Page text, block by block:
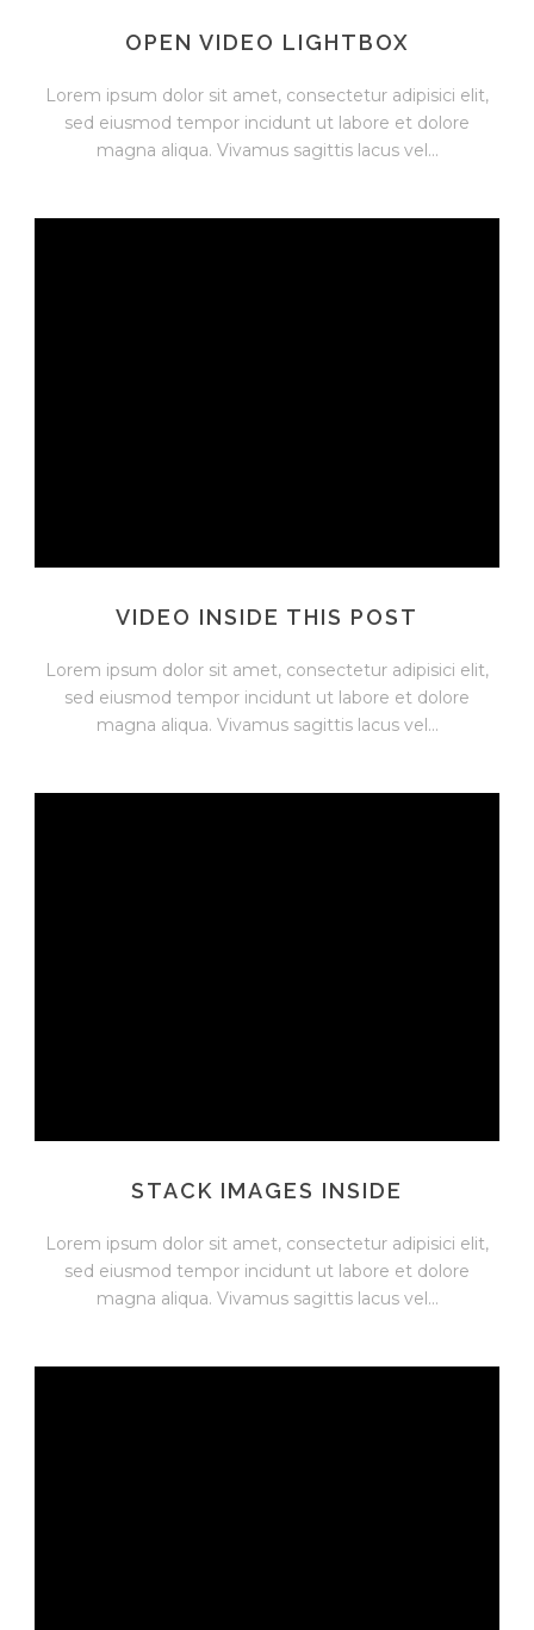
OPEN VIDEO LIGHTBOX
Lorem ipsum dolor sit amet, consectetur adipisici elit,
sed eiusmod tempor incidunt ut labore et dolore
magna aliqua. Vivamus sagittis lacus vel...
VIDEO INSIDE THIS POST
Lorem ipsum dolor sit amet, consectetur adipisici elit,
sed eiusmod tempor incidunt ut labore et dolore
magna aliqua. Vivamus sagittis lacus vel...
STACK IMAGES INSIDE
Lorem ipsum dolor sit amet, consectetur adipisici elit,
sed eiusmod tempor incidunt ut labore et dolore
magna aliqua. Vivamus sagittis lacus vel...